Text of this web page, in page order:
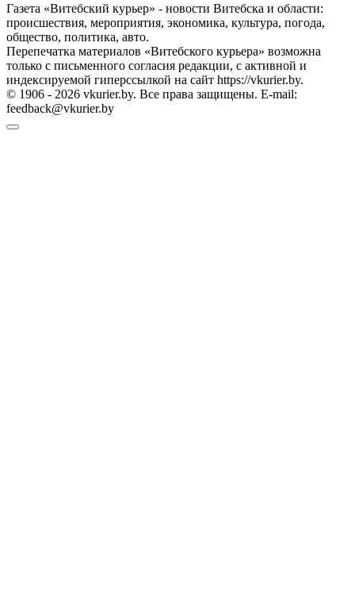
Газета «Витебский курьер» - новости Витебска и области:
происшествия, мероприятия, экономика, культура, погода,
общество, политика, авто.
Перепечатка материалов «Витебского курьера» возможна
только с письменного согласия редакции, с активной и
индексируемой гиперссылкой на сайт https://vkurier.by.
© 1906 - 2026 vkurier.by. Все права защищены. E-mail:
feedback@vkurier.by